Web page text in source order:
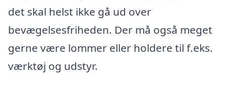
det skal helst ikke gå ud over
bevægelsesfriheden. Der må også meget
gerne være lommer eller holdere til f.eks.
værktøj og udstyr.